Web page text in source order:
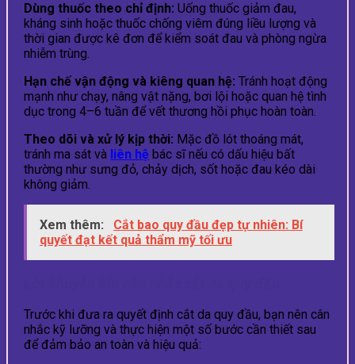
Dùng thuốc theo chỉ định: Uống thuốc giảm đau,
kháng sinh hoặc thuốc chống viêm đúng liều lượng và
thời gian được kê đơn để kiểm soát đau và phòng ngừa
nhiễm trùng.
Hạn chế vận động và kiêng quan hệ: Tránh hoạt động
mạnh như chạy, nâng vật nặng, bơi lội hoặc quan hệ tình
dục trong 4–6 tuần để vết thương hồi phục hoàn toàn.
Theo dõi và xử lý kịp thời: Mặc đồ lót thoáng mát,
tránh ma sát và liên hệ bác sĩ nếu có dấu hiệu bất
thường như sưng đỏ, chảy dịch, sốt hoặc đau kéo dài
không giảm.
Xem thêm:
Cắt bao quy đầu đẹp tự nhiên: Bí
quyết đạt kết quả thẩm mỹ tối ưu
Trước khi đưa ra quyết định cắt da quy đầu, bạn nên cân
nhắc kỹ lưỡng và thực hiện một số bước cần thiết sau
để đảm bảo an toàn và hiệu quả: